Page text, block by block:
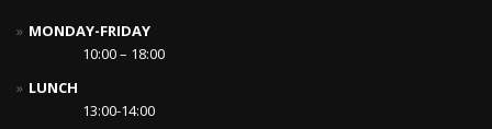
MONDAY-FRIDAY
10:00 – 18:00
LUNCH
13:00-14:00